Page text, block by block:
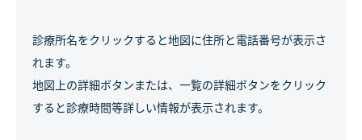
診療所名をクリックすると地図に住所と電話番号が表示さ
れます。
地図上の詳細ボタンまたは、一覧の詳細ボタンをクリック
すると診療時間等詳しい情報が表示されます。